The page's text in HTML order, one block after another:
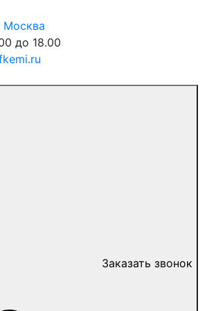
Москва
до 18.00
Заказать звонок